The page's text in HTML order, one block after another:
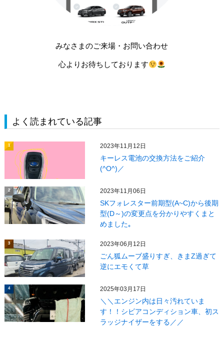
みなさまのご来場・お問い合わせ
心よりお待ちしております
よく読まれている記事
1 2023年11月12日
キーレス電池の交換方法をご紹介
(^O^)／
2 2023年11月06日
SKフォレスター前期型(A~C)から後期
型(D～)の変更点を分かりやすくまと
めました｡
3 2023年06月12日
ごん狐ムーブ盛りすぎ、きまZ過ぎて
逆にエモくて草
4 2025年03月17日
＼＼エンジン内は日々汚れていま
す！！シビアコンディション車、初ス
ラッジナイザーをする／／